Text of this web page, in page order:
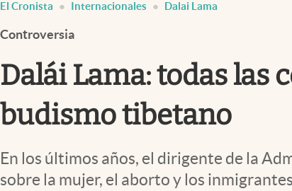
Infotechnology
Clase
Clima
Mundial 2026
Eventos Corporativos
El Cronista Internacionales Dalai Lama
Controversia
Dalái Lama: todas
budismo tibetano
En los últimos años, el dirigente de la
sobre la mujer, el aborto y los